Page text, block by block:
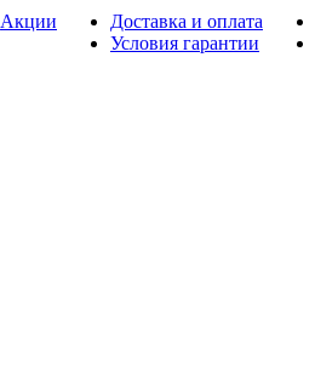
Акции
Доставка и оплата
Условия гарантии